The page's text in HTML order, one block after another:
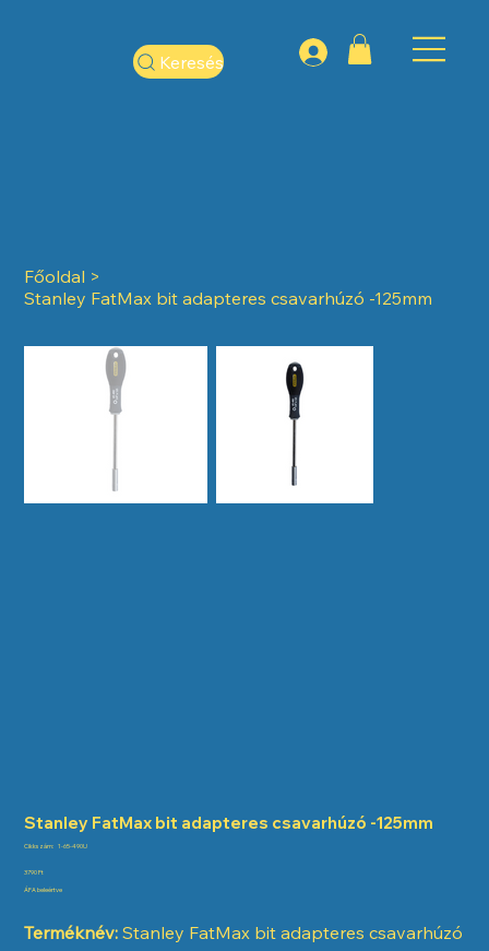
Keresés
Főoldal >
Stanley FatMax bit adapteres csavarhúzó -125mm
Stanley FatMax bit adapteres csavarhúzó -125mm
Cikkszám: Cikkszám:
1-65-490U
Ár
3790 Ft
ÁFA beleértve
Terméknév: Stanley FatMax bit adapteres csavarhúzó